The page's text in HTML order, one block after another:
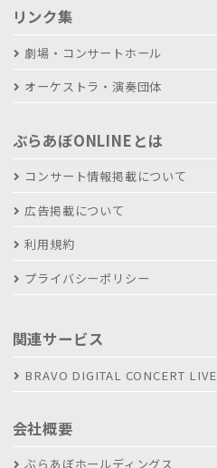
リンク集
劇場・コンサートホール
オーケストラ・演奏団体
ぶらあぼONLINEとは
コンサート情報掲載について
広告掲載について
利用規約
プライバシーポリシー
関連サービス
BRAVO DIGITAL CONCERT LIVE
会社概要
ぶらあぼホールディングス